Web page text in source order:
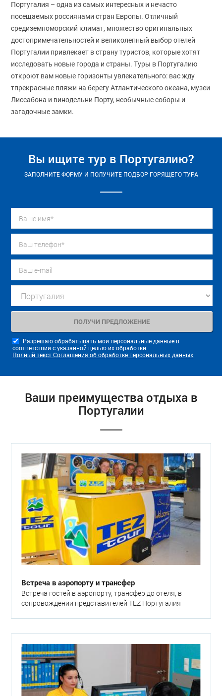
Португалия – одна из самых интересных и нечасто
посещаемых россиянами стран Европы. Отличный
средиземноморский климат, множество оригинальных
достопримечательностей и великолепный выбор отелей
Португалии привлекает в страну туристов, которые хотят
исследовать новые города и страны. Туры в Португалию
откроют вам новые горизонты увлекательного: вас жду
тпрекрасные пляжи на берегу Атлантического океана, музеи
Лиссабона и винодельни Порту, необычные соборы и
загадочные замки.
Вы ищите тур в Португалию?
ЗАПОЛНИТЕ ФОРМУ И ПОЛУЧИТЕ ПОДБОР ГОРЯЩЕГО ТУРА
Разрешаю обрабатывать мои персональные данные в
соответствии с указанной целью их обработки.
Полный текст Соглашения об обработке персональных данных
Ваши преимущества отдыха в
Португалии
Встреча в аэропорту и трансфер
Встреча гостей в аэропорту, трансфер до отеля, в
сопровождении представителей TEZ Португалия